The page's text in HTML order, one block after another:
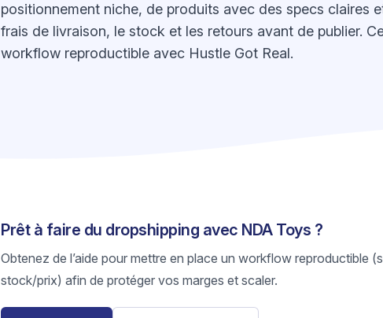
positionnement niche, de produits avec des specs claires
frais de livraison, le stock et les retours avant de publier.
workflow reproductible avec Hustle Got Real.
Prêt à faire du dropshipping avec NDA Toys ?
Obtenez de l’aide pour mettre en place un workflow reproductible
stock/prix) afin de protéger vos marges et scaler.